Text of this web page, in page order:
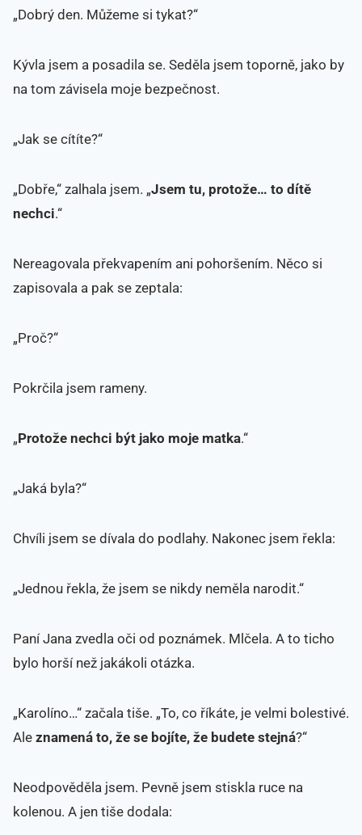
„Dobrý den. Můžeme si tykat?“
Kývla jsem a posadila se. Seděla jsem toporně, jako by
na tom závisela moje bezpečnost.
„Jak se cítíte?“
„Dobře,“ zalhala jsem. „Jsem tu, protože… to dítě
nechci.“
Nereagovala překvapením ani pohoršením. Něco si
zapisovala a pak se zeptala:
„Proč?“
Pokrčila jsem rameny.
„Protože nechci být jako moje matka.“
„Jaká byla?“
Chvíli jsem se dívala do podlahy. Nakonec jsem řekla:
„Jednou řekla, že jsem se nikdy neměla narodit.“
Paní Jana zvedla oči od poznámek. Mlčela. A to ticho
bylo horší než jakákoli otázka.
„Karolíno…“ začala tiše. „To, co říkáte, je velmi bolestivé.
Ale znamená to, že se bojíte, že budete stejná?“
Neodpověděla jsem. Pevně jsem stiskla ruce na
kolenou. A jen tiše dodala: